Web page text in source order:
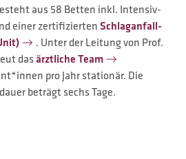
aus 58 Betten inkl. Intensiv-
einer zertifizierten Schlaganfall-
. Unter der Leitung von Prof.
dasärztliche Team
pro Jahr stationär. Die
beträgt sechs Tage.